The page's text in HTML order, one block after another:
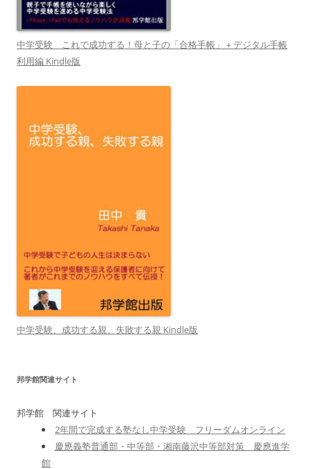
中学受験 これで成功する！母と子の「合格手帳」＋デジタル手帳
利用編 Kindle版
中学受験、成功する親、失敗する親 Kindle版
邦学館関連サイト
邦学館 関連サイト
2年間で完成する塾なし中学受験 フリーダムオンライン
慶應義塾普通部・中等部・湘南藤沢中等部対策 慶應進学
館